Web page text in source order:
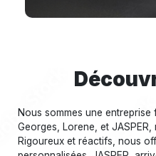
Nous sommes une entreprise
Georges, Lorene, et
Rigoureux et réactifs, nous